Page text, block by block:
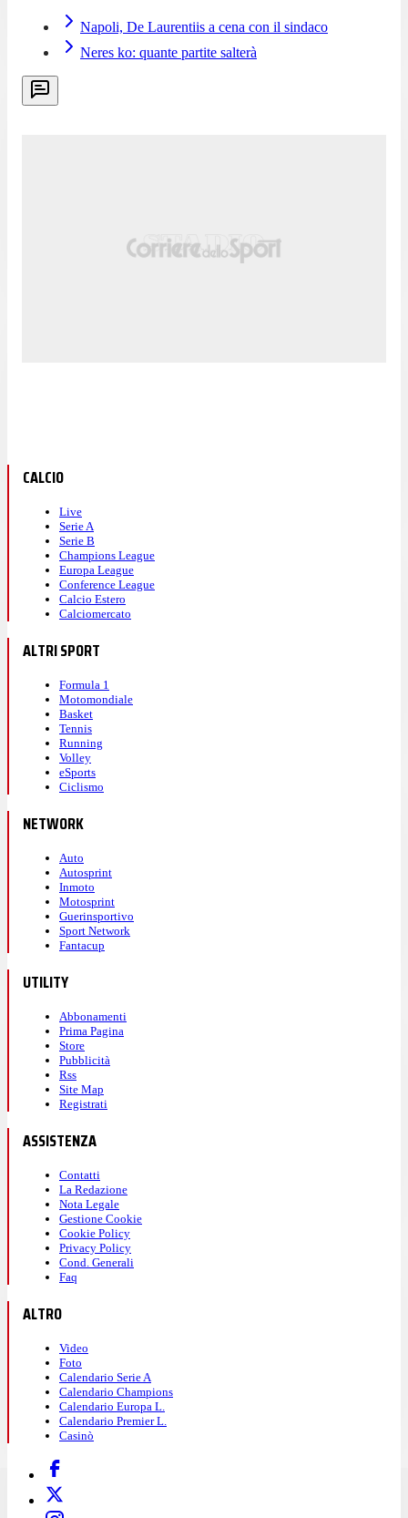
Napoli, De Laurentiis a cena con il sindaco
Neres ko: quante partite salterà
CALCIO
Live
Serie A
Serie B
Champions League
Europa League
Conference League
Calcio Estero
Calciomercato
ALTRI SPORT
Formula 1
Motomondiale
Basket
Tennis
Running
Volley
eSports
Ciclismo
NETWORK
Auto
Autosprint
Inmoto
Motosprint
Guerinsportivo
Sport Network
Fantacup
UTILITY
Abbonamenti
Prima Pagina
Store
Pubblicità
Rss
Site Map
Registrati
ASSISTENZA
Contatti
La Redazione
Nota Legale
Gestione Cookie
Cookie Policy
Privacy Policy
Cond. Generali
Faq
ALTRO
Video
Foto
Calendario Serie A
Calendario Champions
Calendario Europa L.
Calendario Premier L.
Casinò